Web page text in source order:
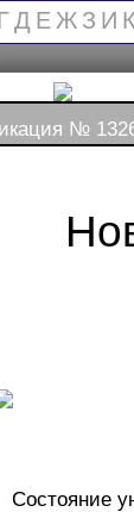
Д Е Ж З И К
№
Состояние